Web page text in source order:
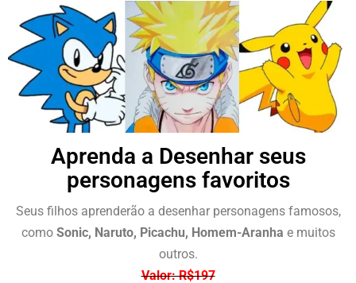
Aprenda a Desenhar seus
personagens favoritos
Seus filhos aprenderão a desenhar personagens famosos,
como Sonic, Naruto, Picachu, Homem-Aranha e muitos
outros.
Valor: R$197